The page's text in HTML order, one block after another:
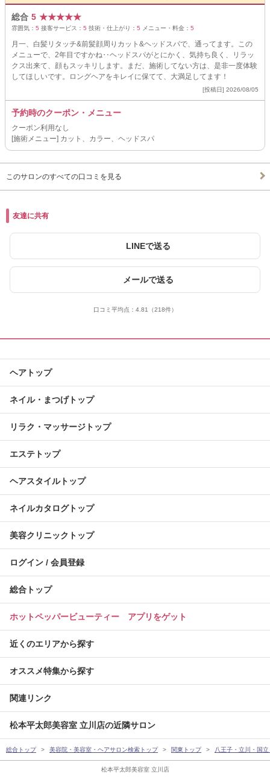
松本平太郎美容室 立川店
総合 5 ★★★★★
雰囲気： 5 接客サービス： 5 技術・仕上がり： 5 メニュー・料金： 5
月一、白髪リタッチ&前髪顔周りカット&ヘッドスパで、通ってます。この
メニューで、2年目ですかね‥ヘッドスパがとにかく、気持ち良く、リラッ
クス出来て、顔もスッキリします。まだ、施術してない方は、是非一度体験
してほしいです。ロングヘアをキレイに保てて、大満足してます！
[投稿日] 2026/08/05
予約時のクーポン・メニュー
クーポン利用なし
[施術メニュー] カット、カラー、ヘッドスパ
このサロンのすべての口コミを見る
友達に共有
LINEで送る
メールで送る
口コミ平均点： 4.81 （218件）
ヘアトップ
ネイル・まつげトップ
リラク・マッサージトップ
エステトップ
ヘアスタイルトップ
ネイルカタログトップ
美容クリニックトップ
ログイン / 会員登録
総合トップ
ホットペッパービューティー アプリをゲット
近くのエリアから探す
オススメ特集から探す
関連リンク
松本平太郎美容室 立川店の近隣サロン
総合トップ 美容院・美容室・ヘアサロン検索トップ 関東トップ 八王子・立川・国